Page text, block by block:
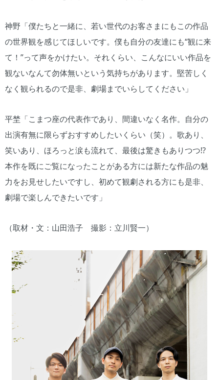
神野「僕たちと一緒に、若い世代のお客さまにもこの作品
の世界観を感じてほしいです。僕も自分の友達にも“観に来
て！”って声をかけたい。それくらい、こんなにいい作品を
観ないなんて勿体無いという気持ちがあります。堅苦しく
なく観られるので是非、劇場までいらしてください」
平埜「こまつ座の代表作であり、間違いなく名作。自分の
出演有無に限らずおすすめしたいくらい（笑）。歌あり、
笑いあり、ほろっと涙も流れて、最後は驚きもありつつ!?
本作を既にご覧になったことがある方には新たな作品の魅
力をお見せしたいですし、初めて観劇される方にも是非、
劇場で楽しんできたいです」
（取材・文：山田浩子 撮影：立川賢一）